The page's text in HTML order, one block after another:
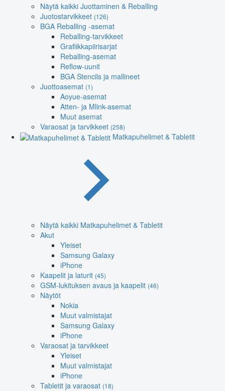
Näytä kaikki Juottaminen & Reballing
Juotostarvikkeet (126)
BGA Reballing -asemat
Reballing-tarvikkeet
Grafiikkapiirisarjat
Reballing-asemat
Reflow-uunit
BGA Stencils ja mallineet
Juottoasemat (1)
Aoyue-asemat
Atten- ja Mlink-asemat
Muut asemat
Varaosat ja tarvikkeet (258)
Matkapuhelimet & Tabletit
Näytä kaikki Matkapuhelimet & Tabletit
Akut
Yleiset
Samsung Galaxy
iPhone
Kaapelit ja laturit (45)
GSM-lukituksen avaus ja kaapelit (46)
Näytöt
Nokia
Muut valmistajat
Samsung Galaxy
iPhone
Varaosat ja tarvikkeet
Yleiset
Muut valmistajat
iPhone
Tabletit ja varaosat (18)